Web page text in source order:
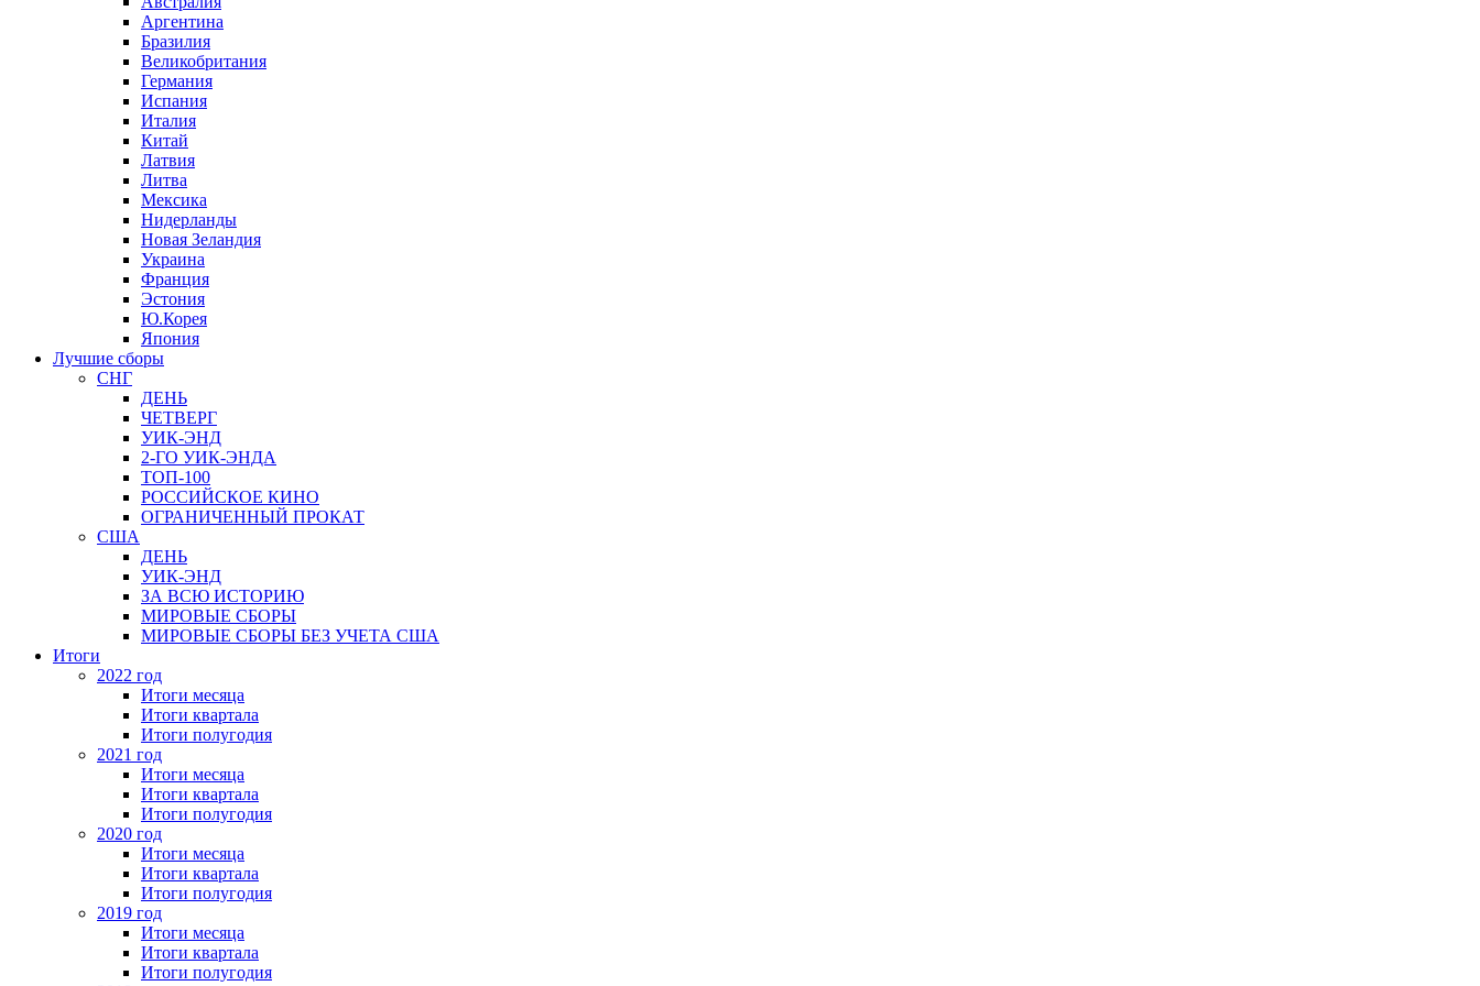
Аргентина
Бразилия
Великобритания
Германия
Испания
Италия
Китай
Латвия
Литва
Мексика
Нидерланды
Новая Зеландия
Украина
Франция
Эстония
Ю.Корея
Япония
Лучшие сборы
СНГ
ДЕНЬ
ЧЕТВЕРГ
УИК-ЭНД
2-ГО УИК-ЭНДА
ТОП-100
РОССИЙСКОЕ КИНО
ОГРАНИЧЕННЫЙ ПРОКАТ
США
ДЕНЬ
УИК-ЭНД
ЗА ВСЮ ИСТОРИЮ
МИРОВЫЕ СБОРЫ
МИРОВЫЕ СБОРЫ БЕЗ УЧЕТА США
Итоги
2022 год
Итоги месяца
Итоги квартала
Итоги полугодия
2021 год
Итоги месяца
Итоги квартала
Итоги полугодия
2020 год
Итоги месяца
Итоги квартала
Итоги полугодия
2019 год
Итоги месяца
Итоги квартала
Итоги полугодия